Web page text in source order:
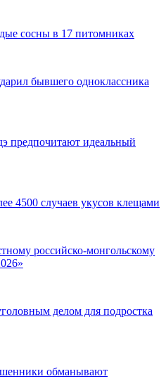
сосны в 17 питомниках
бывшего одноклассника
предпочитают идеальный
4500 случаев укусов клещами
российско-монгольскому
делом для подростка
обманывают